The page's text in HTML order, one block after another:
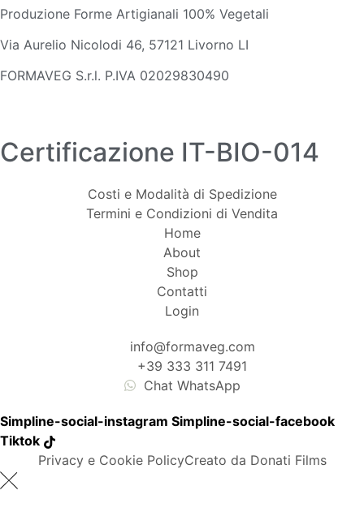
Produzione Forme Artigianali 100% Vegetali
Via Aurelio Nicolodi 46, 57121 Livorno LI
FORMAVEG S.r.l. P.IVA 02029830490
Certificazione IT-BIO-014
Costi e Modalità di Spedizione
Termini e Condizioni di Vendita
Home
About
Shop
Contatti
Login
info@formaveg.com
+39 333 311 7491
Chat WhatsApp
Simpline-social-instagram Simpline-social-facebook
Tiktok
Privacy e Cookie PolicyCreato da Donati Films